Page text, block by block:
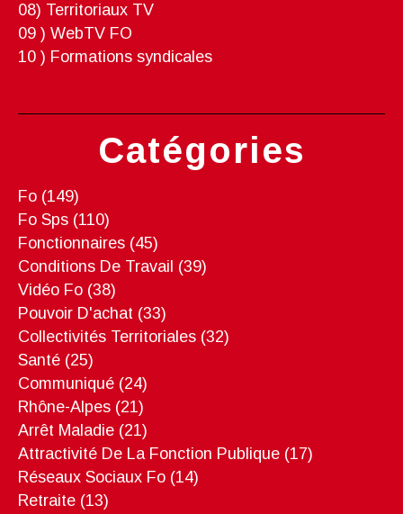
Catégories
Fo (149)
Fo Sps (110)
Fonctionnaires (45)
Conditions De Travail (39)
Vidéo Fo (38)
Pouvoir D'achat (33)
Collectivités Territoriales (32)
Santé (25)
Communiqué (24)
Rhône-Alpes (21)
Arrêt Maladie (21)
Attractivité De La Fonction Publique (17)
Réseaux Sociaux Fo (14)
Retraite (13)
08) Territoriaux TV
09 ) WebTV FO
10 ) Formations syndicales